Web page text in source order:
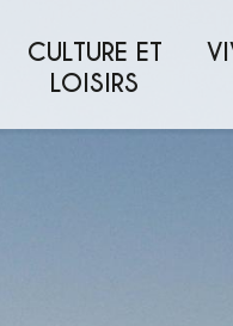
CULTURE ET
LOISIRS